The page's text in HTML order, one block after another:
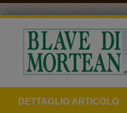
DETTAGLIO ARTICOLO